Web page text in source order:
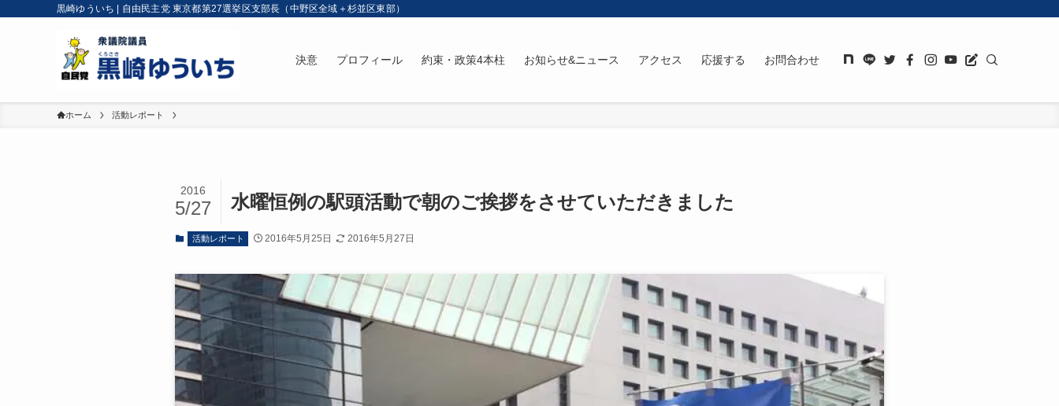
黒崎ゆういち | 自由民主党 東京都第27選挙区支部長（中野区全域＋杉並区東部）
決意 プロフィール 約束・政策4本柱 お知らせ&ニュース アクセス 応援する お問合わせ
ホーム 活動レポート
水曜恒例の駅頭活動で朝のご挨拶をさせていただきました
2016
5/27
活動レポート 2016年5月25日 2016年5月27日